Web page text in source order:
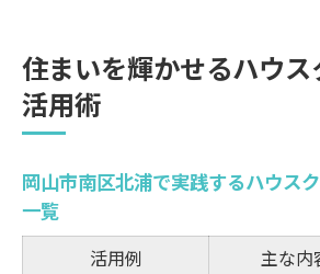
ハウスクリーニングを利用
注意点
の魅力
選び方
住まいを輝かせるハウ
活用術
岡山市南区北浦で実践するハウス
一覧
活用例 主な内